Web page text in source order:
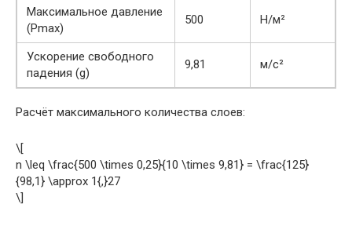
Максимальное давление
(Pmax)
500 Н/м²
Ускорение свободного
падения (g)
9,81 м/с²
Расчёт максимального количества слоев:
\[
n \leq \frac{500 \times 0,25}{10 \times 9,81} = \frac{125}
{98,1} \approx 1{,}27
\]